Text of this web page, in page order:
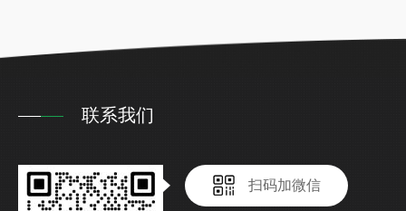
联系我们
扫码加微信